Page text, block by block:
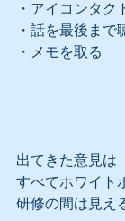
・アイコンタク
・話を最後まで
・メモを取る
出てきた意見は
すべてホワイト
研修の間は見え